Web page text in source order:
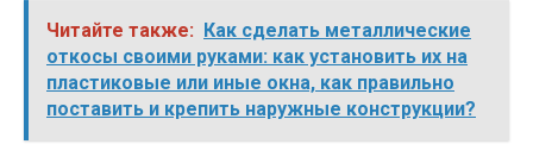
Читайте также:
Как сделать металлические
откосы своими руками: как установить их на
пластиковые или иные окна, как правильно
поставить и крепить наружные конструкции?